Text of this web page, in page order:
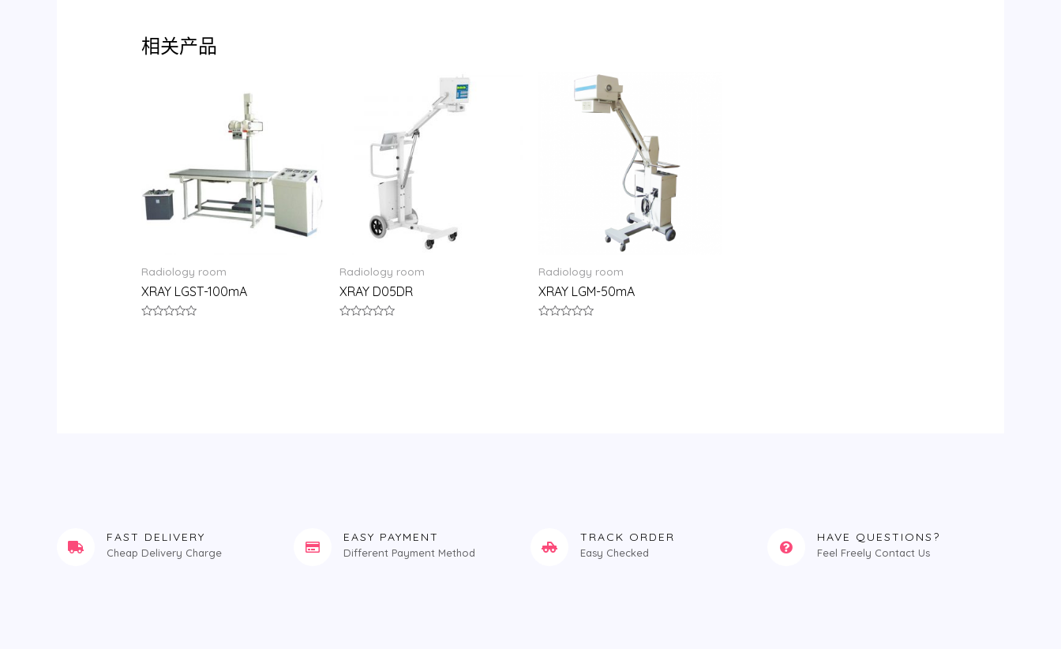
相关产品
Radiology room
XRAY LGST-100mA
Radiology room
XRAY D05DR
Radiology room
XRAY LGM-50mA
FAST DELIVERY
Cheap Delivery Charge
EASY PAYMENT
Different Payment Method
TRACK ORDER
Easy Checked
HAVE QUESTIONS?
Feel Freely Contact Us